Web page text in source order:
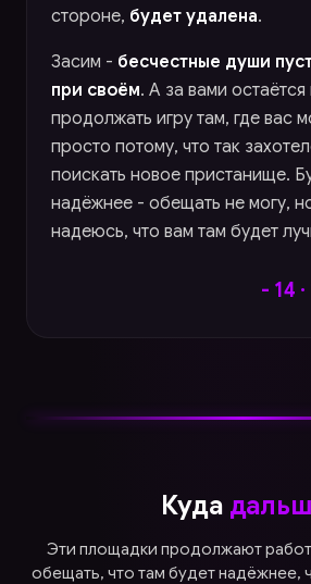
стороне, будет удалена.
Засим - бесчестные души
при своём. А за вами
продолжать игру там, где вас
просто потому, что так
поискать новое пристанище.
надёжнее - обещать не могу,
надеюсь, что вам там будет
- 14
Куда
Эти площадки продолжают
обещать, что там будет надёжнее,